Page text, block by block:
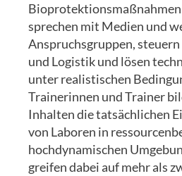
sprechen mit Medien und
Anspruchsgruppen,
und Logistik und lösen
unter realistischen
Trainerinnen und Trainer
Inhalten die tatsächlichen
von Laboren in
hochdynamischen
greifen dabei auf mehr als